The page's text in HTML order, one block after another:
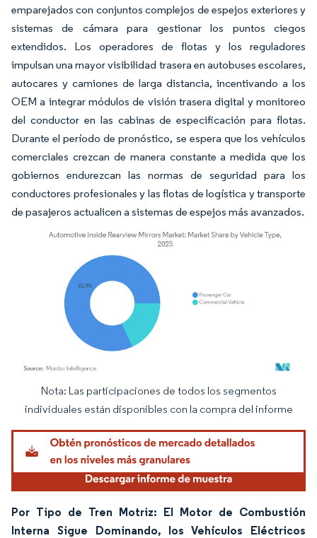
emparejados con conjuntos complejos de espejos exteriores y
sistemas de cámara para gestionar los puntos ciegos
extendidos. Los operadores de flotas y los reguladores
impulsan una mayor visibilidad trasera en autobuses escolares,
autocares y camiones de larga distancia, incentivando a los
OEM a integrar módulos de visión trasera digital y monitoreo
del conductor en las cabinas de especificación para flotas.
Durante el período de pronóstico, se espera que los vehículos
comerciales crezcan de manera constante a medida que los
gobiernos endurezcan las normas de seguridad para los
conductores profesionales y las flotas de logística y transporte
de pasajeros actualicen a sistemas de espejos más avanzados.
Imagen © Mordor Intelligence. El uso requiere atribución según CC BY 4.0.
Nota: Las participaciones de todos los segmentos
individuales están disponibles con la compra del informe
Por Tipo de Tren Motriz: El Motor de Combustión
Interna Sigue Dominando, los Vehículos Eléctricos